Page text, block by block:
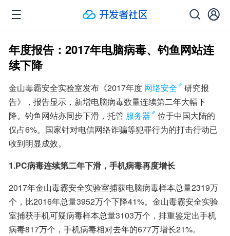
年度报告：2017年电脑病毒、钓鱼网站连
续下降
金山毒霸安全实验室发布《2017年度 网络安全
研究报
告》，报告显示，新增电脑病毒数量连续第二年大幅下
降。钓鱼网站亦同步下滑，托管 服务器
位于中国大陆的
仅占6%。国家针对电信网络诈骗等犯罪行为的打击行动已
收到明显成效。
1.PC病毒连续第二年下滑，手机病毒再度增长
2017年金山毒霸安全实验室捕获电脑病毒样本总量2319万
个，比2016年总量3952万个下降41%。金山毒霸安全实验
室捕获手机可疑病毒样本总量3103万个，排重鉴定出手机
病毒817万个，手机病毒相对去年的677万增长21%。